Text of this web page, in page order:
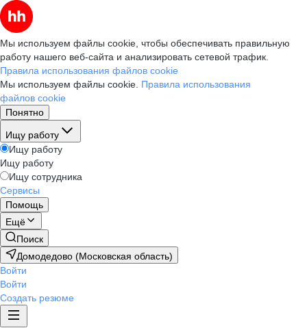
Мы используем файлы cookie, чтобы обеспечивать правильную
работу нашего веб-сайта и анализировать сетевой трафик.
Правила использования файлов cookie
Мы используем файлы cookie. Правила использования
файлов cookie
Понятно
Ищу работу
Ищу работу
Ищу работу
Ищу сотрудника
Сервисы
Помощь
Ещё
Поиск
Домодедово (Московская область)
Войти
Войти
Создать резюме